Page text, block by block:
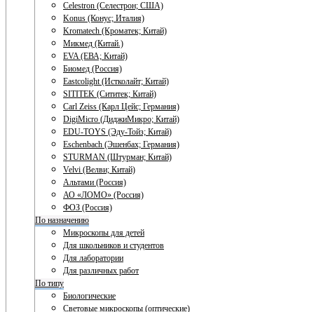
Celestron (Селестрон; США)
Konus (Конус; Италия)
Kromatech (Кроматек; Китай)
Микмед (Китай.)
EVA (ЕВА; Китай)
Биомед (Россия)
Eastcolight (Истколайт; Китай)
SITITEK (Сититек; Китай)
Carl Zeiss (Карл Цейс; Германия)
DigiMicro (ДиджиМикро; Китай)
EDU-TOYS (Эду-Тойз; Китай)
Eschenbach (Эшенбах; Германия)
STURMAN (Штурман; Китай)
Velvi (Велви; Китай)
Альтами (Россия)
АО «ЛОМО» (Россия)
ФОЗ (Россия)
По назначению
Микроскопы для детей
Для школьников и студентов
Для лаборатории
Для различных работ
По типу
Биологические
Световые микроскопы (оптические)